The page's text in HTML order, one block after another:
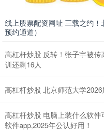
线上股票配资网址 三载之约
预约通道）
高杠杆炒股 反转！张子宇被
训还剩16人
高杠杆炒股 北京师范大学
高杠杆炒股 电脑上装什么软
软件app,2025年公认好用！